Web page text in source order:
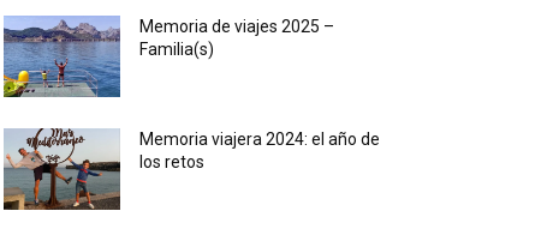
Memoria de viajes 2025 –
Familia(s)
Memoria viajera 2024: el año de
los retos